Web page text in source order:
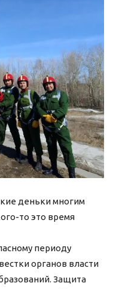
деньки многим
то это время
периоду
органов власти
Защита